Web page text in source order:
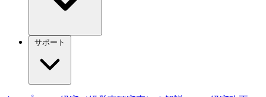
サポート